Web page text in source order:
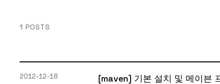
1 POSTS
2012-12-18 [maven] 기본 설치 및 메이븐